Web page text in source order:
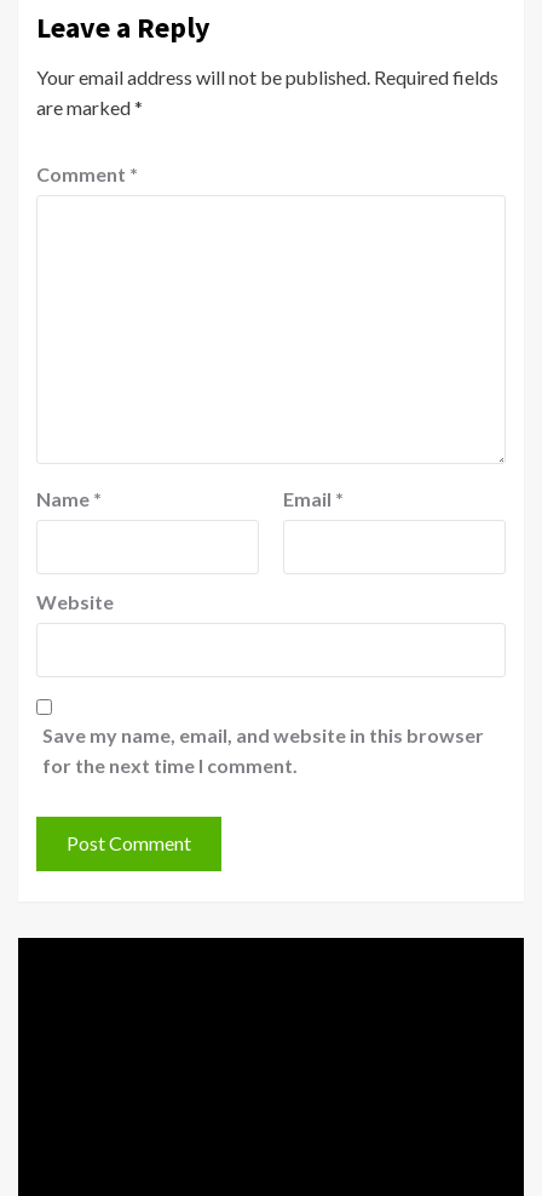
Leave a Reply
Your email address will not be published. Required fields
are marked*
Comment *
Name * Email *
Website
Save my name, email, and website in this browser
for the next time I comment.